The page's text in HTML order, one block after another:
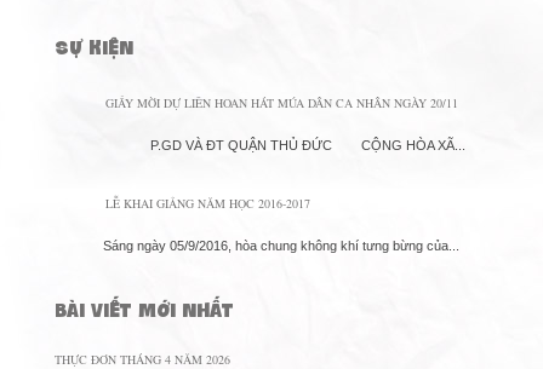
SỰ KIỆN
GIẤY MỜI DỰ LIÊN HOAN HÁT MÚA DÂN CA NHÂN NGÀY 20/11
P.GD VÀ ĐT QUẬN THỦ ĐỨC CỘNG HÒA XÃ...
LỄ KHAI GIẢNG NĂM HỌC 2016-2017
Sáng ngày 05/9/2016, hòa chung không khí tưng bừng của...
BÀI VIẾT MỚI NHẤT
THỰC ĐƠN THÁNG 4 NĂM 2026